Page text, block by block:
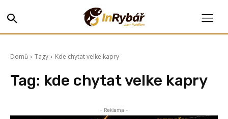
Domů Tagy Kde chytat velke kapry
Tag: kde chytat velke kapry
- Reklama -